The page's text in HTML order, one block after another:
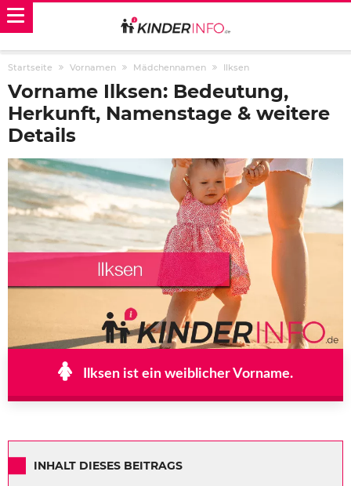
Startseite Vornamen Mädchennamen Ilksen
Vorname Ilksen: Bedeutung,
Herkunft, Namenstage & weitere
Details
Ilksen ist ein weiblicher Vorname.
INHALT DIESES BEITRAGS